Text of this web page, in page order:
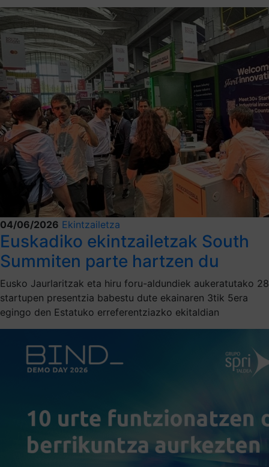
04/06/2026 Ekintzailetza
Euskadiko ekintzailetzak South
Summiten parte hartzen du
Eusko Jaurlaritzak eta hiru foru-aldundiek aukeratutako 28
startupen presentzia babestu dute ekainaren 3tik 5era
egingo den Estatuko erreferentziazko ekitaldian